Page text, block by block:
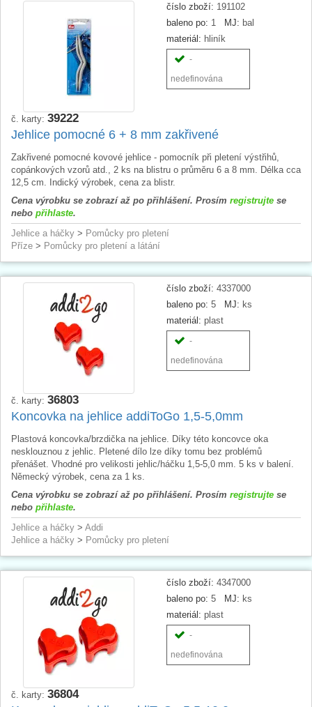
číslo zboží: 191102
baleno po: 1 MJ: bal
materiál: hliník
-
nedefinována
č. karty: 39222
Jehlice pomocné 6 + 8 mm zakřivené
Zakřivené pomocné kovové jehlice - pomocník při pletení výstřihů,
copánkových vzorů atd., 2 ks na blistru o průměru 6 a 8 mm. Délka cca
12,5 cm. Indický výrobek, cena za blistr.
Cena výrobku se zobrazí až po přihlášení. Prosím registrujte se
nebo přihlaste.
Jehlice a háčky > Pomůcky pro pletení
Příze > Pomůcky pro pletení a látání
číslo zboží: 4337000
baleno po: 5 MJ: ks
materiál: plast
-
nedefinována
č. karty: 36803
Koncovka na jehlice addiToGo 1,5-5,0mm
Plastová koncovka/brzdička na jehlice. Díky této koncovce oka
nesklouznou z jehlic. Pletené dílo lze díky tomu bez problémů
přenášet. Vhodné pro velikosti jehlic/háčku 1,5-5,0 mm. 5 ks v balení.
Německý výrobek, cena za 1 ks.
Cena výrobku se zobrazí až po přihlášení. Prosím registrujte se
nebo přihlaste.
Jehlice a háčky > Addi
Jehlice a háčky > Pomůcky pro pletení
číslo zboží: 4347000
baleno po: 5 MJ: ks
materiál: plast
-
nedefinována
č. karty: 36804